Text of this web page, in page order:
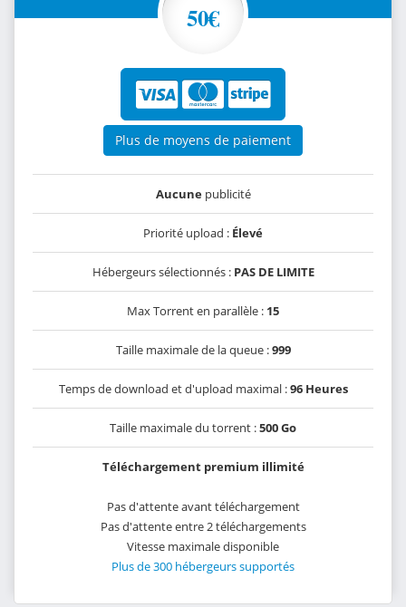
50€
Plus de moyens de paiement
Aucunepublicité
Priorité upload : Élevé
Hébergeurs sélectionnés : PAS DE LIMITE
Max Torrent en parallèle : 15
Taille maximale de la queue :999
Temps de download et d'upload maximal :96 Heures
Taille maximale du torrent :500 Go
Téléchargement premium illimité
Pas d'attente avant téléchargement
Pas d'attente entre 2 téléchargements
Vitesse maximale disponible
Plus de 300 hébergeurs supportés